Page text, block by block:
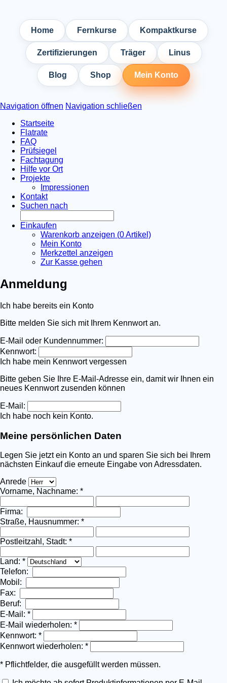
Home Fernkurse Kompaktkurse
Zertifizierungen Träger Linus
Blog Shop Mein Konto
Navigation öffnen Navigation schließen
Startseite
Flatrate
FAQ
Prüfsiegel
Fachtagung
Hilfe vor Ort
Projekte
Impressionen
Kontakt
Suchen nach
Einkaufen
Warenkorb anzeigen (0Artikel)
Mein Konto
Merkzettel anzeigen
Zur Kasse gehen
Anmeldung
Ich habe bereits ein Konto
Bitte melden Sie sich mit Ihrem Kennwort an.
E-Mail oder Kundennummer:
Kennwort:
Ich habe mein Kennwort vergessen
Bitte geben Sie Ihre E-Mail-Adresse ein, damit wir Ihnen ein
neues Kennwort zusenden können
E-Mail:
Ich habe noch kein Konto.
Meine persönlichen Daten
Legen Sie jetzt ein Konto an und sparen Sie sich bei Ihrem
nächsten Einkauf die erneute Eingabe von Adressdaten.
Anrede
Vorname, Nachname: *
Firma:
Straße, Hausnummer: *
Postleitzahl, Stadt: *
Land: *
Telefon:
Mobil:
Fax:
Beruf:
E-Mail: *
E-Mail wiederholen: *
Kennwort: *
Kennwort wiederholen: *
* Pflichtfelder, die ausgefüllt werden müssen.